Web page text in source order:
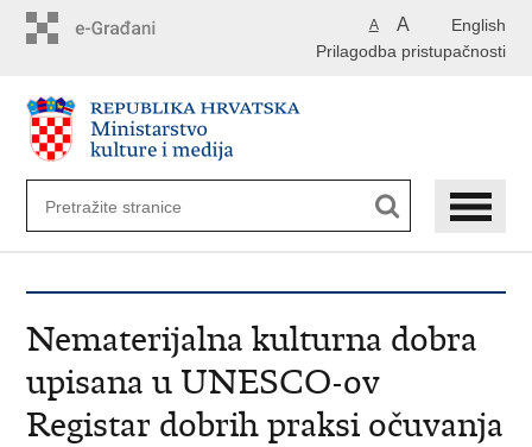
English
A A
Prilagodba pristupačnosti
Nematerijalna kulturna dobra
upisana u UNESCO-ov
Registar dobrih praksi očuvanja